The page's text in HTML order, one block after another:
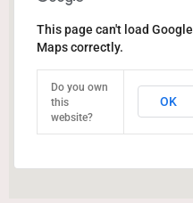
This page can't load Google
Maps correctly.
Do you own
this
website?
OK